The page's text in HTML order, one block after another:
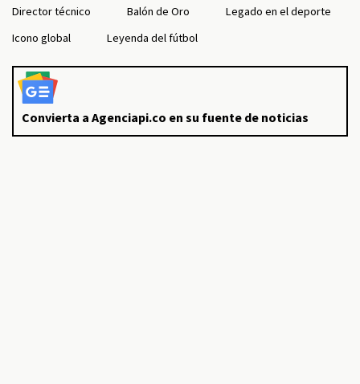
Director técnico
Balón de Oro
Legado en el deporte
Icono global
Leyenda del fútbol
Convierta a Agenciapi.co en su fuente de noticias